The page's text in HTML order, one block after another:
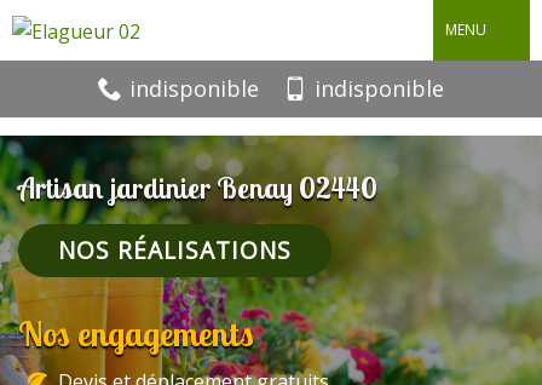
MENU
indisponible indisponible
Artisan jardinier Benay 02440
NOS RÉALISATIONS
Nos engagements